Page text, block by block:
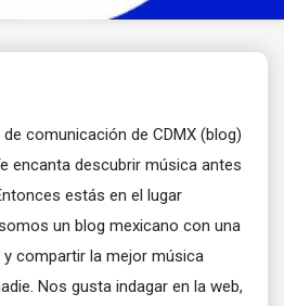
comunicación de CDMX (blog)
encanta descubrir música antes
estás en el lugar
un blog mexicano con una
compartir la mejor música
Nos gusta indagar en la web,